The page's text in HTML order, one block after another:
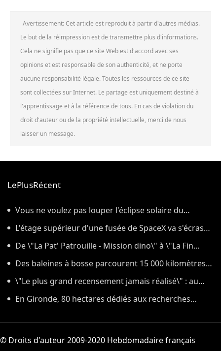
Avertissement: Cet article est reproduit à partir d'autres médias.
Le but de la réimpression est de transmettre plus d'informations.
Cela ne signifie pas que ce site Web est d'accord avec ses
opinions et est responsable de son authenticité, et ne porte
aucune responsabilité légale. Toutes les ressources de ce site
sont collectées sur Internet. Le partage est uniquement destiné à
l'apprentissage et à la référence de tous. En cas de violation du
droit d'auteur ou de la propriété intellectuelle, merci de nous
laisser un message.
LePlusRécent
Vous ne voulez pas louper l'éclipse solaire du
12 août ? On répond à sept questions pas si bêtes sur
les lunettes de protection
L'étage supérieur d'une fusée de SpaceX va s'écraser
ce mercredi sur la Lune, et y laissera un cratère
De \"La Pat' Patrouille - Mission dino\" à \"La Fin
d'Oak Street\
Des baleines à bosse parcourent 15 000 kilomètres
et révèlent leurs secrets génétiques
\"Le plus grand recensement jamais réalisé\" : au
cœur des derniers préparatifs du lancement de
En Gironde, 80 hectares dédiés aux recherches
© Droits d'auteur 2009-2020 Hebdomadaire français